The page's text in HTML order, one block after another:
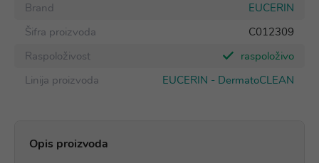
Brand
EUCERIN
Šifra proizvoda
C012309
Raspoloživost
raspoloživo
Linija proizvoda
EUCERIN - DermatoCLEAN
Opis proizvoda